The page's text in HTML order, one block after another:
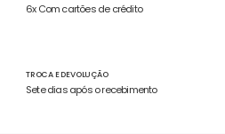
6x Com cartões de crédito
TROCA E DEVOLUÇÃO
Sete dias após o recebimento